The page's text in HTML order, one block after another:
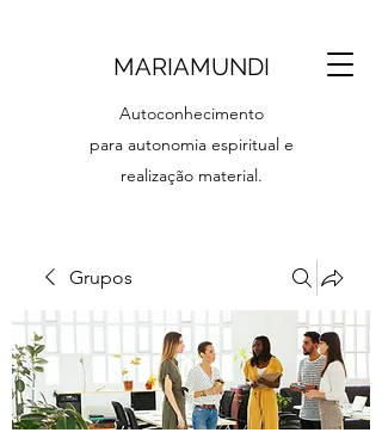
MARIAMUNDI
Autoconhecimento
para autonomia espiritual e
realização material.
Grupos